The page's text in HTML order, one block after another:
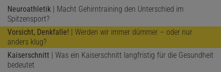
Neuroathletik | Macht Gehirntraining den Unterschied im
Spitzensport?
Vorsicht, Denkfalle! | Werden wir immer dümmer – oder nur
anders klug?
Kaiserschnitt | Was ein Kaiserschnitt langfristig für die Gesundheit
bedeutet